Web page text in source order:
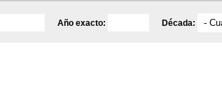
Año exacto: Década: